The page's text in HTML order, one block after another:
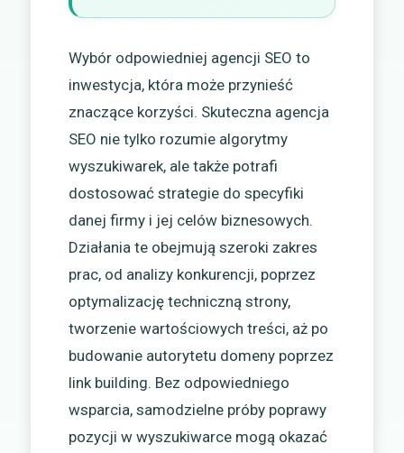
Wybór odpowiedniej agencji SEO to
inwestycja, która może przynieść
znaczące korzyści. Skuteczna agencja
SEO nie tylko rozumie algorytmy
wyszukiwarek, ale także potrafi
dostosować strategie do specyfiki
danej firmy i jej celów biznesowych.
Działania te obejmują szeroki zakres
prac, od analizy konkurencji, poprzez
optymalizację techniczną strony,
tworzenie wartościowych treści, aż po
budowanie autorytetu domeny poprzez
link building. Bez odpowiedniego
wsparcia, samodzielne próby poprawy
pozycji w wyszukiwarce mogą okazać